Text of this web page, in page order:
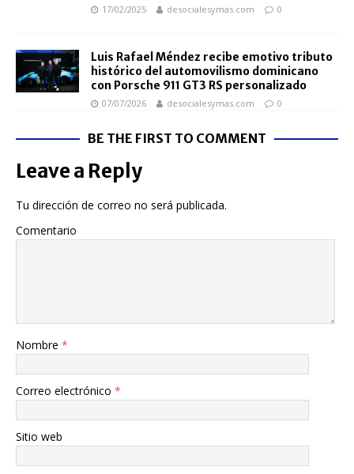
17/02/2025 desocialesymas.com 0
Luis Rafael Méndez recibe emotivo tributo
histórico del automovilismo dominicano
con Porsche 911 GT3 RS personalizado
07/07/2026 desocialesymas.com 0
BE THE FIRST TO COMMENT
Leave a Reply
Tu dirección de correo no será publicada.
Comentario
Nombre *
Correo electrónico *
Sitio web